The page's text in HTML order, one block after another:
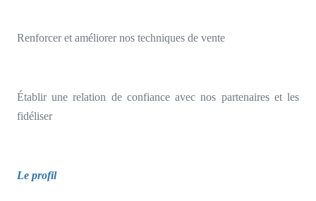
Renforcer et améliorer nos techniques de vente
Établir une relation de confiance avec nos partenaires et les
fidéliser
Le profil